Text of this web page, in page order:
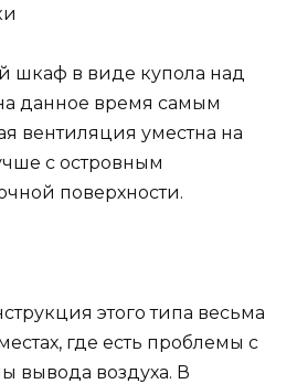
шкаф в виде купола над
данное время самым
вентиляция уместна на
с островным
поверхности.
этого типа весьма
где есть проблемы с
вывода воздуха. В